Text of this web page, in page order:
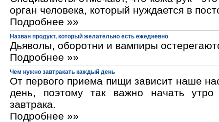
орган человека, который нуждается в
Подробнее »»
Назван продукт, который желательно есть ежедневно
Дьяволы, оборотни и вампиры
Подробнее »»
Чем нужно завтракать каждый день
От первого приема пищи зависит наше
день, поэтому так важно начать утро
завтрака.
Подробнее »»